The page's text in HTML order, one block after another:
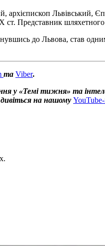
Львівський,
ст. Представник
до Львова, став
та Viber.
у «Темі тижня» та
дивіться на нашому YouTube-